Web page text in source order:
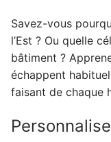
Savez-vous
l’Est ? Ou quelle
bâtiment ?
échappent
faisant de chaque